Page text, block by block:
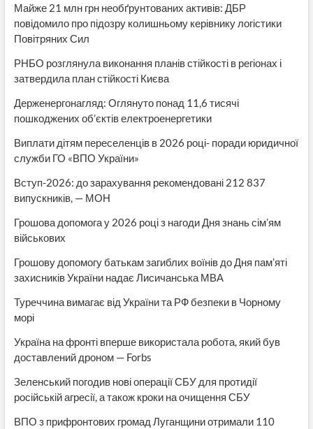
Майже 21 млн грн необґрунтованих активів: ДБР
повідомило про підозру колишньому керівнику логістики
Повітряних Сил
РНБО розглянула виконання планів стійкості в регіонах і
затвердила план стійкості Києва
Держенергонагляд: Оглянуто понад 11,6 тисячі
пошкоджених об’єктів електроенергетики
Виплати дітям переселенців в 2026 році- поради юридичної
служби ГО «ВПО України»
Вступ-2026: до зарахування рекомендовані 212 837
випускників, — МОН
Грошова допомога у 2026 році з нагоди Дня знань сім’ям
військових
Грошову допомогу батькам загиблих воїнів до Дня пам’яті
захисників України надає Лисичанська МВА
Туреччина вимагає від України та РФ безпеки в Чорному
морі
Україна на фронті вперше використала робота, який був
доставлений дроном — Forbs
Зеленський погодив нові операції СБУ для протидії
російській агресії, а також кроки на очищення СБУ
ВПО з прифронтових громад Луганщини отримали 110